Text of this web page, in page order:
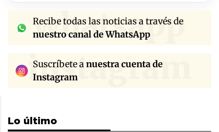
whatsapp
Recibe todas las noticias a través de
nuestro canal de WhatsApp
instagram
Suscríbete anuestra cuenta de
Instagram
Lo último